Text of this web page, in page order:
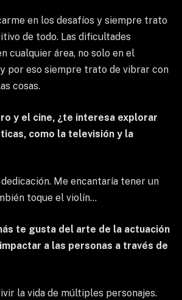
en los desafíos y siempre trato
de todo. Las dificultades
cualquier área, no solo en el
por eso siempre trato de vibrar con
cosas.
y el cine, ¿te interesa explorar
como la televisión y la
dedicación. Me encantaría tener un
toque el violín…
te gusta del arte de la actuación
a las personas a través de
la vida de múltiples personajes.